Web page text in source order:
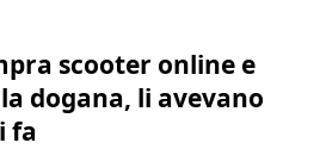
scooter online e
dogana, li avevano
fa